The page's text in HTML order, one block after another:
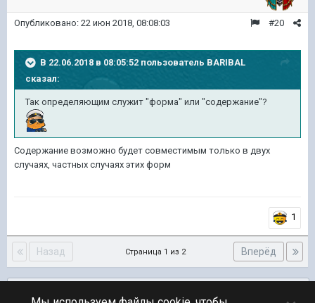
#20
Опубликовано: 22 июн 2018, 08:08:03
В 22.06.2018 в 08:05:52 пользователь BARIBAL
сказал:
Так определяющим служит "форма" или "содержание"?
Содержание возможно будет совместимым только в двух
случаях, частных случаях этих форм
1
Назад Вперёд
Страница 1 из 2